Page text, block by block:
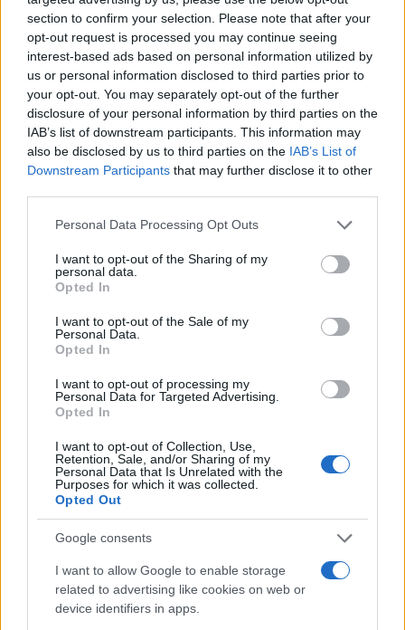
section to confirm your selection. Please note that after your
opt-out request is processed you may continue seeing
interest-based ads based on personal information utilized by
us or personal information disclosed to third parties prior to
your opt-out. You may separately opt-out of the further
disclosure of your personal information by third parties on the
IAB’s list of downstream participants. This information may
also be disclosed by us to third parties on the IAB’s List of
Downstream Participants that may further disclose it to other
Please note that this website/app uses one or more Google
not limited to your visit or usage behaviour. You may click to
grant or deny consent to Google and its third-party tags to
use your data for below specified purposes in below Google
consent section.
Personal Data Processing Opt Outs
I want to opt-out of the Sharing of my
personal data.
Opted In
I want to opt-out of the Sale of my
Personal Data.
Opted In
I want to opt-out of processing my
Personal Data for Targeted Advertising.
Opted In
I want to opt-out of Collection, Use,
Retention, Sale, and/or Sharing of my
Personal Data that Is Unrelated with the
Purposes for which it was collected.
Opted Out
Google consents
I want to allow Google to enable storage
related to advertising like cookies on web or
device identifiers in apps.
Greta Salvati, giornalista specializzata in
animali domestici e benessere animale,
divulga consigli su cura, salute e convivenza
con cani, gatti e altri animali, basandosi su